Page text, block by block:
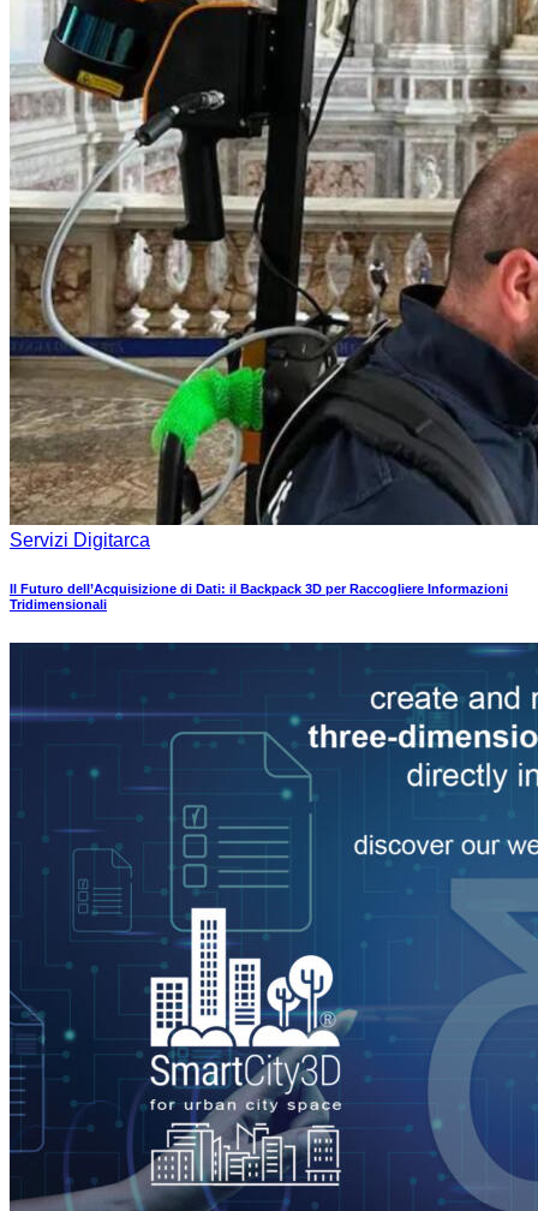
Servizi Digitarca
Il Futuro dell’Acquisizione di Dati: il Backpack 3D per Raccogliere Informazioni
Tridimensionali